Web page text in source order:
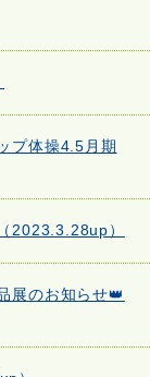
プ体操4.5月期
2023.3.28up）
展のお知らせ👑